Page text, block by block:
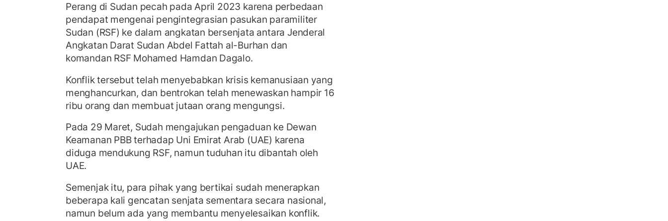
Perang di Sudan pecah pada April 2023 karena perbedaan
pendapat mengenai pengintegrasian pasukan paramiliter
Sudan (RSF) ke dalam angkatan bersenjata antara Jenderal
Angkatan Darat Sudan Abdel Fattah al-Burhan dan
komandan RSF Mohamed Hamdan Dagalo.
Konflik tersebut telah menyebabkan krisis kemanusiaan yang
menghancurkan, dan bentrokan telah menewaskan hampir 16
ribu orang dan membuat jutaan orang mengungsi.
Pada 29 Maret, Sudah mengajukan pengaduan ke Dewan
Keamanan PBB terhadap Uni Emirat Arab (UAE) karena
diduga mendukung RSF, namun tuduhan itu dibantah oleh
UAE.
Semenjak itu, para pihak yang bertikai sudah menerapkan
beberapa kali gencatan senjata sementara secara nasional,
namun belum ada yang membantu menyelesaikan konflik.